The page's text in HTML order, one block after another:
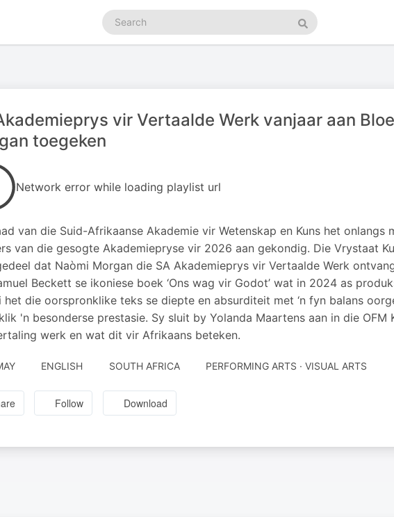
Search
podcasts
Search
vir Vertaalde Werk vanjaar aan
toegeken
Network error while loading playlist url
van die Suid-Afrikaanse Akademie vir Wetenskap en Kuns het onlangs
van die gesogte Akademiepryse vir 2026 aan gekondig. Die Vrystaat
dat Naòmi Morgan die SA Akademieprys vir Vertaalde Werk
Beckett se ikoniese boek ‘Ons wag vir Godot’ wat in 2024 as
het die oorspronklike teks se diepte en absurditeit met ‘n fyn balans
'n besonderse prestasie. Sy sluit by Yolanda Maartens aan in die OFM
werk en wat dit vir Afrikaans beteken.
ENGLISH SOUTH AFRICA PERFORMING ARTS · VISUAL ARTS
Follow Download